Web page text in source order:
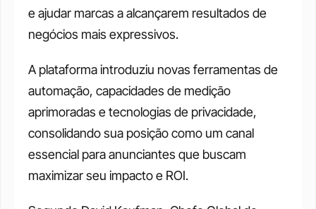
e ajudar marcas a alcançarem resultados de
negócios mais expressivos.
A plataforma introduziu novas ferramentas de
automação, capacidades de medição
aprimoradas e tecnologias de privacidade,
consolidando sua posição como um canal
essencial para anunciantes que buscam
maximizar seu impacto e ROI.